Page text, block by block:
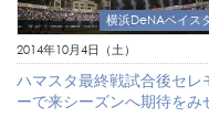
横浜DeNAベイス
2014年10月4日（土）
ハマスタ最終戦試合後セレ
ーで来シーズンへ期待をみ